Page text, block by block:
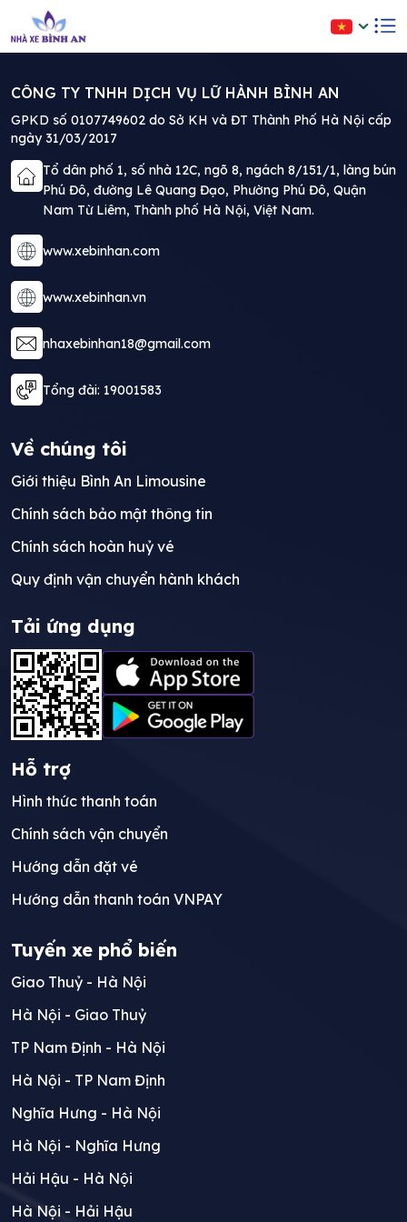
CÔNG TY TNHH DỊCH VỤ LỮ HÀNH BÌNH AN
GPKD số 0107749602 do Sở KH và ĐT Thành Phố Hà Nội cấp
ngày 31/03/2017
Tổ dân phố 1, số nhà 12C, ngõ 8, ngách 8/151/1, làng bún
Phú Đô, đường Lê Quang Đạo, Phường Phú Đô, Quận
Nam Từ Liêm, Thành phố Hà Nội, Việt Nam.
www.xebinhan.com
www.xebinhan.vn
nhaxebinhan18@gmail.com
Tổng đài: 19001583
Về chúng tôi
Giới thiệu Bình An Limousine
Chính sách bảo mật thông tin
Chính sách hoàn huỷ vé
Quy định vận chuyển hành khách
Tải ứng dụng
Hỗ trợ
Hình thức thanh toán
Chính sách vận chuyển
Hướng dẫn đặt vé
Hướng dẫn thanh toán VNPAY
Tuyến xe phổ biến
Giao Thuỷ - Hà Nội
Hà Nội - Giao Thuỷ
TP Nam Định - Hà Nội
Hà Nội - TP Nam Định
Nghĩa Hưng - Hà Nội
Hà Nội - Nghĩa Hưng
Hải Hậu - Hà Nội
Hà Nội - Hải Hậu